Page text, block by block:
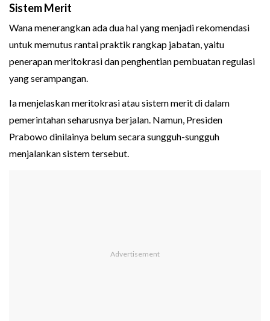
Sistem Merit
Wana menerangkan ada dua hal yang menjadi rekomendasi
untuk memutus rantai praktik rangkap jabatan, yaitu
penerapan meritokrasi dan penghentian pembuatan regulasi
yang serampangan.
Ia menjelaskan meritokrasi atau sistem merit di dalam
pemerintahan seharusnya berjalan. Namun, Presiden
Prabowo dinilainya belum secara sungguh-sungguh
menjalankan sistem tersebut.